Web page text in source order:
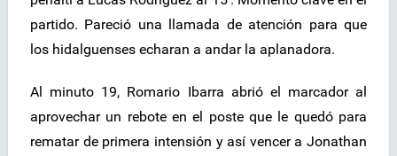
partido. Pareció una llamada de atención para que
los hidalguenses echaran a andar la aplanadora.
Al minuto 19, Romario Ibarra abrió el marcador al
aprovechar un rebote en el poste que le quedó para
rematar de primera intensión y así vencer a Jonathan